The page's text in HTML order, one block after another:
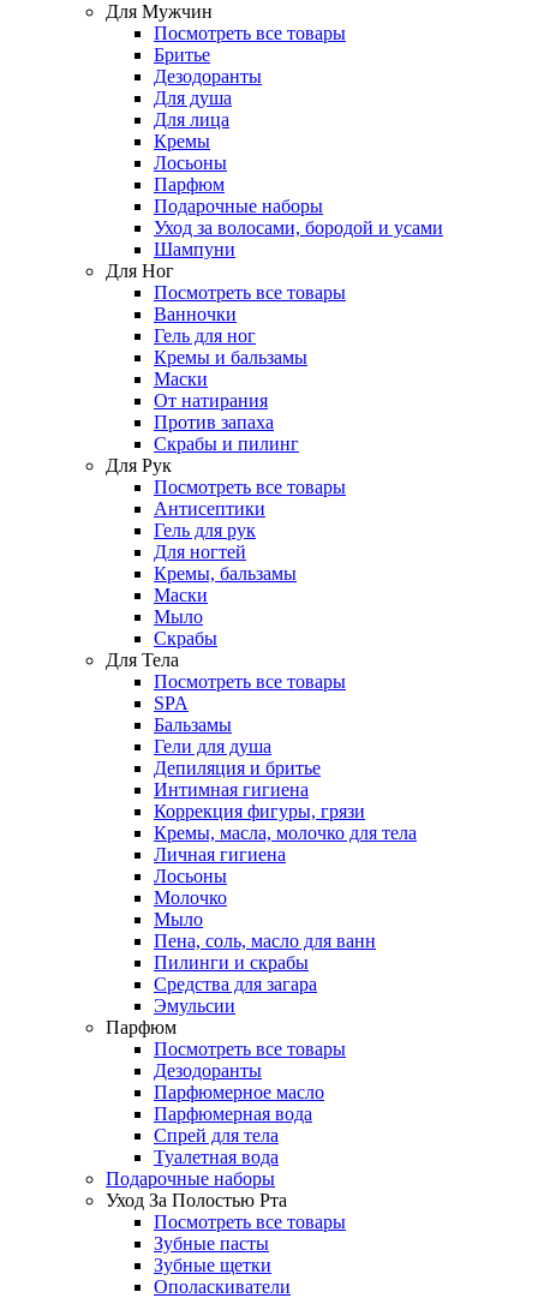
Для Мужчин
Посмотреть все товары
Бритье
Дезодоранты
Для душа
Для лица
Кремы
Лосьоны
Парфюм
Подарочные наборы
Уход за волосами, бородой и усами
Шампуни
Для Ног
Посмотреть все товары
Ванночки
Гель для ног
Кремы и бальзамы
Маски
От натирания
Против запаха
Скрабы и пилинг
Для Рук
Посмотреть все товары
Антисептики
Гель для рук
Для ногтей
Кремы, бальзамы
Маски
Мыло
Скрабы
Для Тела
Посмотреть все товары
SPA
Бальзамы
Гели для душа
Депиляция и бритье
Интимная гигиена
Коррекция фигуры, грязи
Кремы, масла, молочко для тела
Личная гигиена
Лосьоны
Молочко
Мыло
Пена, соль, масло для ванн
Пилинги и скрабы
Средства для загара
Эмульсии
Парфюм
Посмотреть все товары
Дезодоранты
Парфюмерное масло
Парфюмерная вода
Спрей для тела
Туалетная вода
Подарочные наборы
Уход За Полостью Рта
Посмотреть все товары
Зубные пасты
Зубные щетки
Ополаскиватели